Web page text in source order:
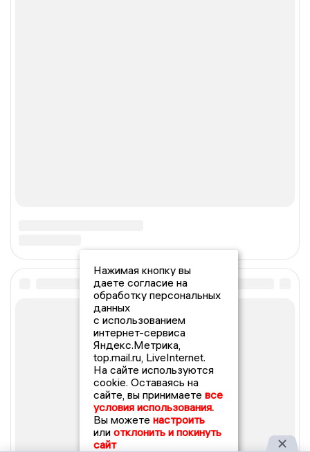
Нажимая кнопку вы
даете согласие на
обработку персональных
данных
с использованием
интернет-сервиса
Яндекс.Метрика,
top.mail.ru, LiveInternet.
На сайте используются
cookie. Оставаясь на
сайте, вы принимаете все
условия использования.
Вы можете настроить
или отклонить и покинуть
сайт